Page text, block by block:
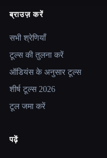
Site navigation
ब्राउज़ करें
सभी श्रेणियाँ
टूल्स की तुलना करें
ऑडियंस के अनुसार टूल्स
शीर्ष टूल्स 2026
टूल जमा करें
पढ़ें